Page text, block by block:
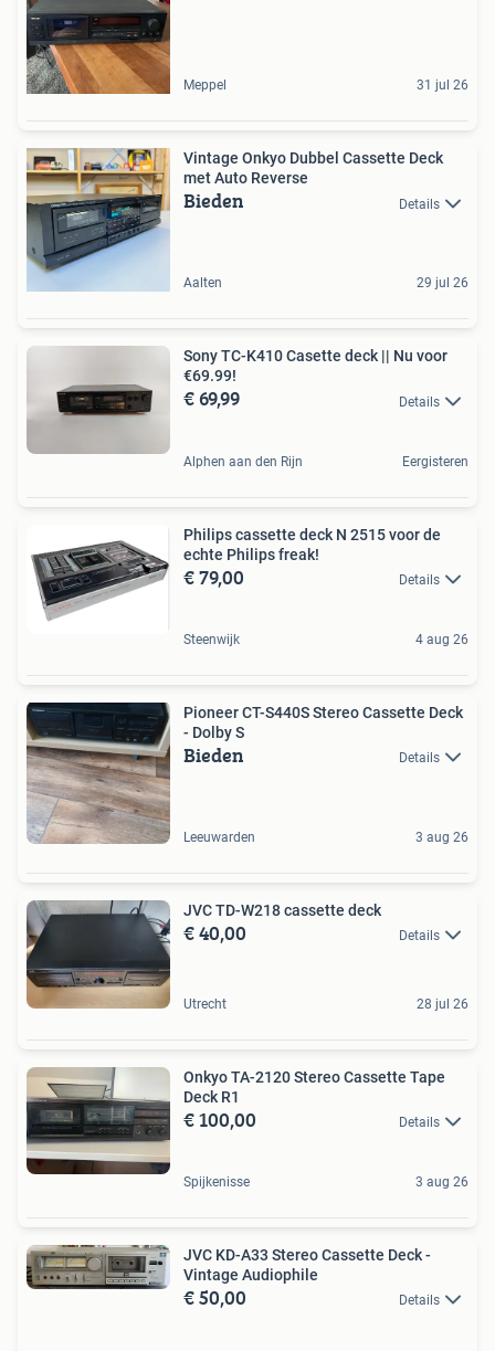
Meppel 31 jul 26
Vintage Onkyo Dubbel Cassette Deck
met Auto Reverse
Bieden Details
Aalten 29 jul 26
Sony TC-K410 Casette deck || Nu voor
€69.99!
€ 69,99 Details
Alphen aan den Rijn Eergisteren
Philips cassette deck N 2515 voor de
echte Philips freak!
€ 79,00 Details
Steenwijk 4 aug 26
Pioneer CT-S440S Stereo Cassette Deck
- Dolby S
Bieden Details
Leeuwarden 3 aug 26
JVC TD-W218 cassette deck
€ 40,00 Details
Utrecht 28 jul 26
Onkyo TA-2120 Stereo Cassette Tape
Deck R1
€ 100,00 Details
Spijkenisse 3 aug 26
JVC KD-A33 Stereo Cassette Deck -
Vintage Audiophile
€ 50,00 Details